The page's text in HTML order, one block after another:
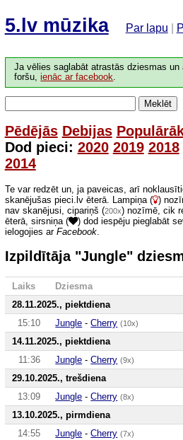
5.lv mūzika Par lapu
Ja vēlies saglabāt atrastās dziesmas
foršu,ienāc ar facebook.
Meklēt
Pēdējās Debijas
Dod pieci: 2020 2019 2018
2014
Te var redzēt un, ja paveicas, arī
skanējušas pieci.lv ēterā. Lampiņa ( )
nav skanējusi, cipariņš (200x) nozīmē, cik
ēterā, sirsniņa (
) dod iespēju pieglabāt
ielogojies ar Facebook.
Izpildītāja "Jungle"
Laiks
Dziesma
28.11.2025., piektdiena
15:10
Jungle -Cherry (10x)
14.11.2025., piektdiena
11:36
Jungle -Cherry (9x)
29.10.2025., trešdiena
13:09
Jungle -Cherry (8x)
13.10.2025., pirmdiena
14:55
Jungle -Cherry (7x)